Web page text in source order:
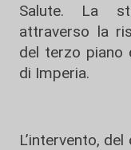
Salute. La
attraverso la
del terzo piano
di Imperia.
L’intervento,